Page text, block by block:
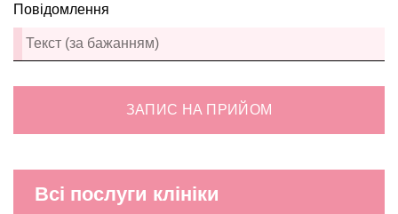
Всі послуги клініки
Повідомлення
ЗАПИС НА ПРИЙОМ